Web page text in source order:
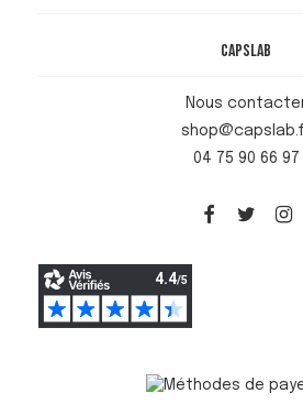
Capslab
Nous
04 75 90 66 97